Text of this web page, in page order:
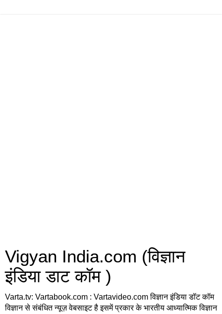
Vigyan India.com (विज्ञान
इंडिया डाट कॉम )
Varta.tv: Vartabook.com : Vartavideo.com विज्ञान इंडिया डॉट कॉम
विज्ञान से संबंधित न्यूज़ वेबसाइट है इसमें प्रकार के भारतीय आध्यात्मिक विज्ञान